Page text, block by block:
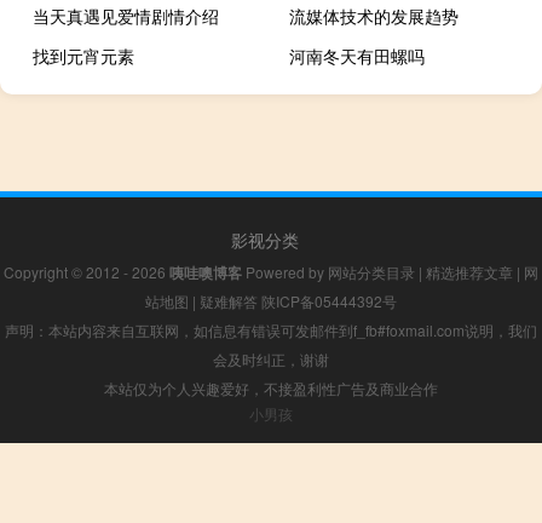
当天真遇见爱情剧情介绍
流媒体技术的发展趋势
找到元宵元素
河南冬天有田螺吗
影视分类
Copyright © 2012 - 2026 咦哇噢博客 Powered by 网站分类目录 | 精选推荐文章 | 网
站地图 | 疑难解答 陕ICP备05444392号
声明：本站内容来自互联网，如信息有错误可发邮件到f_fb#foxmail.com说明，我们
会及时纠正，谢谢
本站仅为个人兴趣爱好，不接盈利性广告及商业合作
小男孩